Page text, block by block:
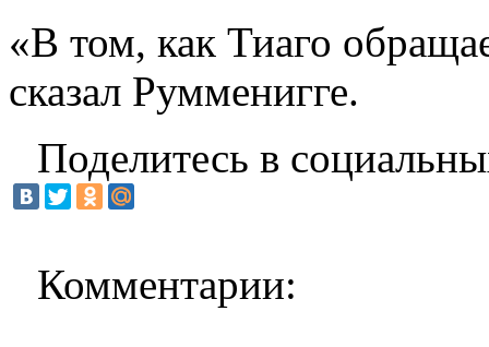
«В том, как Тиаго
сказал Румменигге.
Поделитесь в
Комментарии: